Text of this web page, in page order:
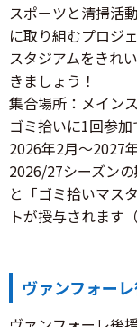
スポーツと清掃活
に取り組むプロジ
スタジアムをきれ
きましょう！
集合場所：メイン
ゴミ拾いに1回参加
2026年2月～2027
2026/27シーズン
と「ゴミ拾いマス
トが授与されます
ヴァンフォー